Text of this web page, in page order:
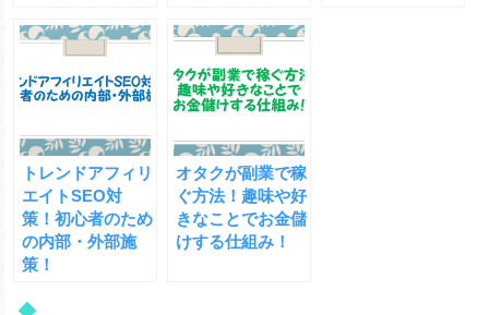
トレンドアフィリ
エイトSEO対
策！初心者のため
の内部・外部施
策！
オタクが副業で稼
ぐ方法！趣味や好
きなことでお金儲
けする仕組み！